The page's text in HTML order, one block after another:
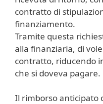
contratto di
finanziamento.
Tramite questa
alla finanziaria, di
contratto, riducendo
che si doveva pagare.
Il rimborso anticipato